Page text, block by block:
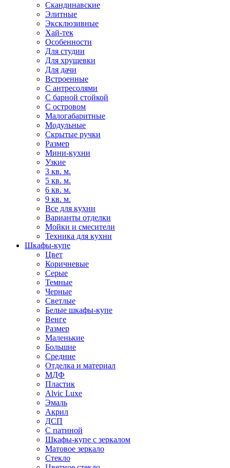
Скандинавские
Элитные
Эксклюзивные
Хай-тек
Особенности
Для студии
Для хрущевки
Для дачи
Встроенные
С антресолями
С барной стойкой
С островом
Малогабаритные
Модульные
Скрытые ручки
Размер
Мини-кухни
Узкие
3 кв. м.
5 кв. м.
6 кв. м.
9 кв. м.
Все для кухни
Варианты отделки
Мойки и смесители
Техника для кухни
Шкафы-купе
Цвет
Коричневые
Серые
Темные
Черные
Светлые
Белые шкафы-купе
Венге
Размер
Маленькие
Большие
Средние
Отделка и материал
МДФ
Пластик
Alvic Luxe
Эмаль
Акрил
ДСП
С патиной
Шкафы-купе с зеркалом
Матовое зеркало
Стекло